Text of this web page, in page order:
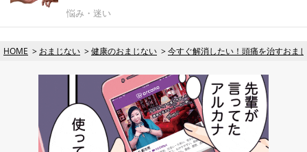
悩み・迷い
HOME おまじない 健康のおまじない 今すぐ解消したい！頭痛を治すおま